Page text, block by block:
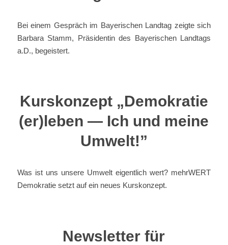
Bei einem Gespräch im Bayerischen Landtag zeigte sich
Barbara Stamm, Präsidentin des Bayerischen Landtags
a.D., begeistert.
Kurskonzept „Demokratie
(er)leben — Ich und meine
Umwelt!”
Was ist uns unsere Umwelt eigentlich wert? mehrWERT
Demokratie setzt auf ein neues Kurskonzept.
Newsletter für